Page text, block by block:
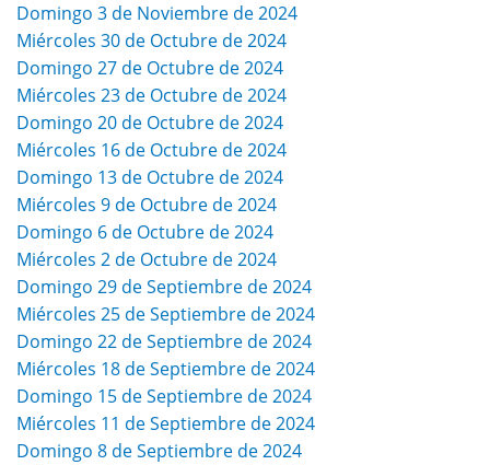
Domingo 3 de Noviembre de 2024
Miércoles 30 de Octubre de 2024
Domingo 27 de Octubre de 2024
Miércoles 23 de Octubre de 2024
Domingo 20 de Octubre de 2024
Miércoles 16 de Octubre de 2024
Domingo 13 de Octubre de 2024
Miércoles 9 de Octubre de 2024
Domingo 6 de Octubre de 2024
Miércoles 2 de Octubre de 2024
Domingo 29 de Septiembre de 2024
Miércoles 25 de Septiembre de 2024
Domingo 22 de Septiembre de 2024
Miércoles 18 de Septiembre de 2024
Domingo 15 de Septiembre de 2024
Miércoles 11 de Septiembre de 2024
Domingo 8 de Septiembre de 2024